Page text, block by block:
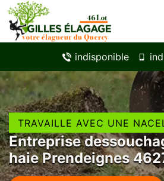
indisponible
TRAVAILLE AVEC UNE
Entreprise
haie Prendeignes